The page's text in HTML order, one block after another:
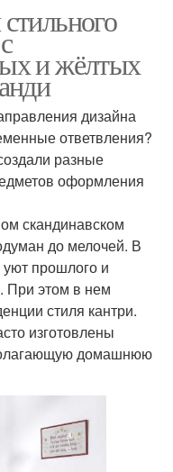
и жёлтых
дизайна
ответвления?
разные
оформления
скандинавском
до мелочей. В
уют прошлого и
При этом в нем
стиля кантри.
изготовлены
домашнюю